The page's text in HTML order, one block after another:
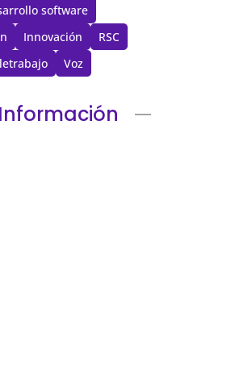
software
Innovación
RSC
Voz